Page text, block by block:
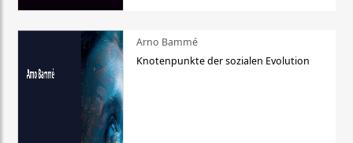
Arno Bammé
Knotenpunkte der sozialen Evolution